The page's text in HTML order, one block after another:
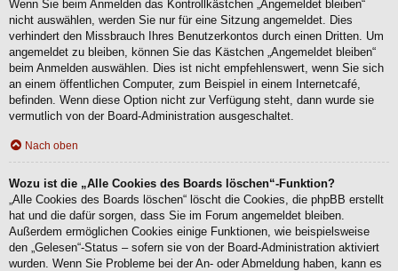
Wenn Sie beim Anmelden das Kontrollkästchen „Angemeldet bleiben“
nicht auswählen, werden Sie nur für eine Sitzung angemeldet. Dies
verhindert den Missbrauch Ihres Benutzerkontos durch einen Dritten. Um
angemeldet zu bleiben, können Sie das Kästchen „Angemeldet bleiben“
beim Anmelden auswählen. Dies ist nicht empfehlenswert, wenn Sie sich
an einem öffentlichen Computer, zum Beispiel in einem Internetcafé,
befinden. Wenn diese Option nicht zur Verfügung steht, dann wurde sie
vermutlich von der Board-Administration ausgeschaltet.
Nach oben
Wozu ist die „Alle Cookies des Boards löschen“-Funktion?
„Alle Cookies des Boards löschen“ löscht die Cookies, die phpBB erstellt
hat und die dafür sorgen, dass Sie im Forum angemeldet bleiben.
Außerdem ermöglichen Cookies einige Funktionen, wie beispielsweise
den „Gelesen“-Status – sofern sie von der Board-Administration aktiviert
wurden. Wenn Sie Probleme bei der An- oder Abmeldung haben, kann es